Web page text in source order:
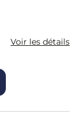
Voir les détails